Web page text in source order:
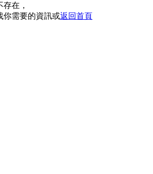
在，
你需要的資訊或返回首頁